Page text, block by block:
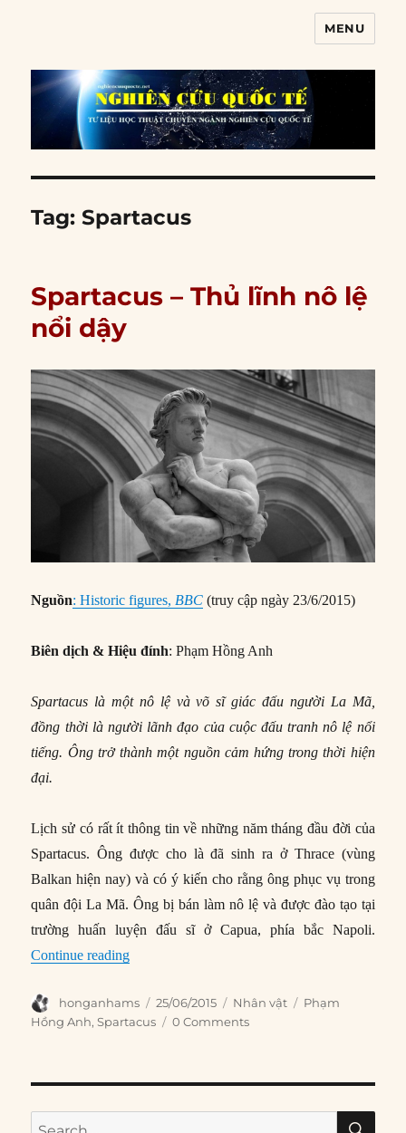
MENU
Tag:Spartacus
Spartacus – Thủ lĩnh nô lệ
nổi dậy
Nguồn: Historic figures, BBC (truy cập ngày 23/6/2015)
Biên dịch & Hiệu đính: Phạm Hồng Anh
Spartacus là một nô lệ và võ sĩ giác đấu người La Mã,
đồng thời là người lãnh đạo của cuộc đấu tranh nô lệ nổi
tiếng. Ông trở thành một nguồn cảm hứng trong thời hiện
đại.
Lịch sử có rất ít thông tin về những năm tháng đầu đời của
Spartacus. Ông được cho là đã sinh ra ở Thrace (vùng
Balkan hiện nay) và có ý kiến cho rằng ông phục vụ trong
quân đội La Mã. Ông bị bán làm nô lệ và được đào tạo tại
trường huấn luyện đấu sĩ ở Capua, phía bắc Napoli.
Continue reading“Spartacus – Thủ lĩnh nô lệ nổi dậy”
Author
honganhams
Posted
on
25/06/2015 Categories
Nhân vật Tags
Phạm
Hồng Anh,Spartacus 0 Comments
Search